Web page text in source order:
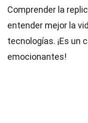
Comprender la
entender mejor la
tecnologías. ¡Es un
emocionantes!